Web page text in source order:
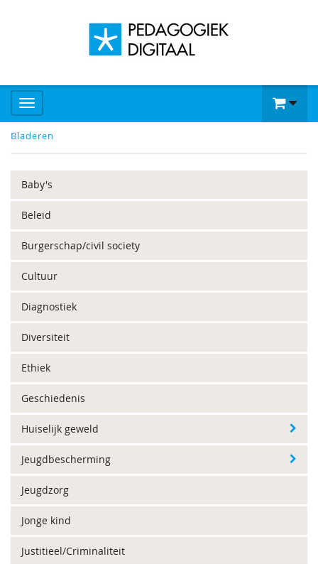
Bladeren
Baby's
Beleid
Burgerschap/civil society
Cultuur
Diagnostiek
Diversiteit
Ethiek
Geschiedenis
Huiselijk geweld
Jeugdbescherming
Jeugdzorg
Jonge kind
Justitieel/Criminaliteit